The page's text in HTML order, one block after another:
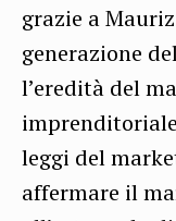
grazie a
generazione
l’eredità del
leggi del
affermare il